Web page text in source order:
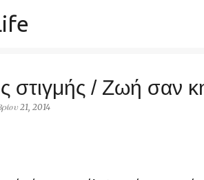
στιγμής / Ζωή σαν
21, 2014